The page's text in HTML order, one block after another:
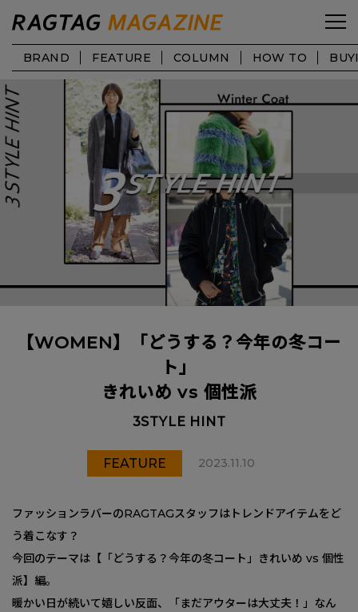
BRAND FEATURE COLUMN HOW TO
【WOMEN】「どうする？今年の冬コー
ト」
きれいめ vs 個性派
3STYLE HINT
FEATURE 2023.11.10
ファッションラバーのRAGTAGスタッフはトレンドアイテムをど
う着こなす？
今回のテーマは【「どうする？今年の冬コート」きれいめ vs 個性
派】編。
暖かい日が続いて嬉しい反面、「まだアウターは大丈夫！」なん